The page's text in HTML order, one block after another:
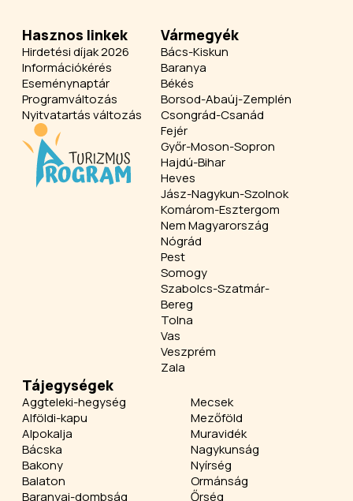
Hasznos linkek
Hirdetési díjak 2026
Információkérés
Eseménynaptár
Programváltozás
Nyitvatartás változás
Vármegyék
Bács-Kiskun
Baranya
Békés
Borsod-Abaúj-Zemplén
Csongrád-Csanád
Fejér
Győr-Moson-Sopron
Hajdú-Bihar
Heves
Jász-Nagykun-Szolnok
Komárom-Esztergom
Nem Magyarország
Nógrád
Pest
Somogy
Szabolcs-Szatmár-
Bereg
Tolna
Vas
Veszprém
Zala
Tájegységek
Aggteleki-hegység
Alföldi-kapu
Alpokalja
Bácska
Bakony
Balaton
Baranyai-dombság
Mecsek
Mezőföld
Muravidék
Nagykunság
Nyírség
Ormánság
Őrség